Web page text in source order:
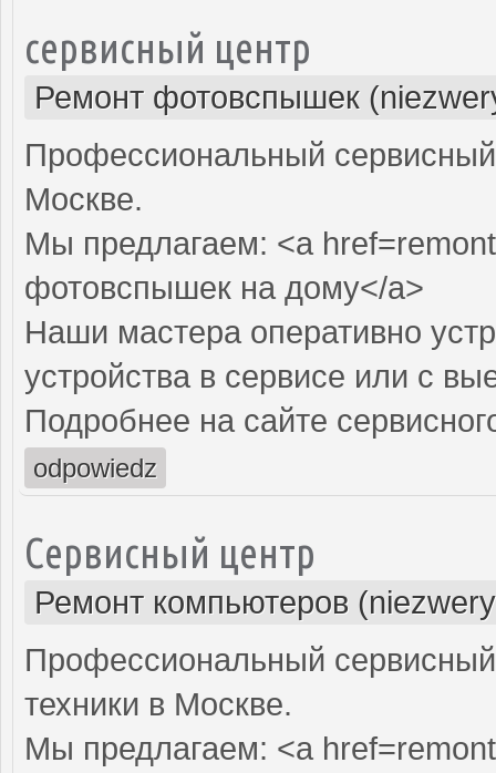
сервисный центр
Ремонт фотовспышек
Профессиональный
Москве.
Мы предлагаем: <a
фотовспышек на дому</a>
Наши мастера оперативно
устройства в сервисе или с
Подробнее на сайте
odpowiedz
Сервисный центр
Ремонт компьютеров
Профессиональный
техники в Москве.
Мы предлагаем: <a